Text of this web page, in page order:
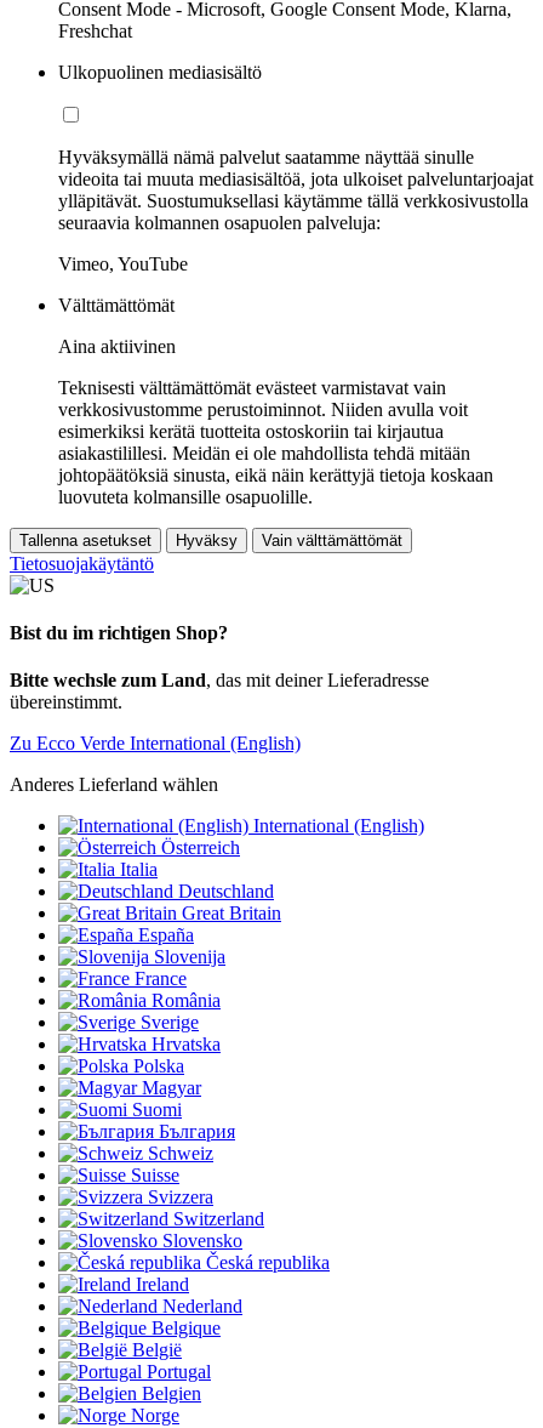
Consent Mode - Microsoft, Google Consent Mode, Klarna,
Freshchat
Ulkopuolinen mediasisältö
Hyväksymällä nämä palvelut saatamme näyttää sinulle
videoita tai muuta mediasisältöä, jota ulkoiset palveluntarjoajat
ylläpitävät. Suostumuksellasi käytämme tällä verkkosivustolla
seuraavia kolmannen osapuolen palveluja:
Vimeo, YouTube
Välttämättömät
Aina aktiivinen
Teknisesti välttämättömät evästeet varmistavat vain
verkkosivustomme perustoiminnot. Niiden avulla voit
esimerkiksi kerätä tuotteita ostoskoriin tai kirjautua
asiakastilillesi. Meidän ei ole mahdollista tehdä mitään
johtopäätöksiä sinusta, eikä näin kerättyjä tietoja koskaan
luovuteta kolmansille osapuolille.
Tallenna asetukset Hyväksy Vain välttämättömät
Tietosuojakäytäntö
Bist du im richtigen Shop?
Bitte wechsle zum Land, das mit deiner Lieferadresse
übereinstimmt.
Zu Ecco Verde International (English)
Anderes Lieferland wählen
International (English)
Österreich
Italia
Deutschland
Great Britain
España
Slovenija
France
România
Sverige
Hrvatska
Polska
Magyar
Suomi
България
Schweiz
Suisse
Svizzera
Switzerland
Slovensko
Česká republika
Ireland
Nederland
Belgique
België
Portugal
Belgien
Norge